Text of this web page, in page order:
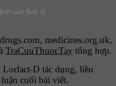
của Bác sĩ
medicines.org.uk,
TraCuuThuocTay tổng hợp.
D tác dụng, liều
cuối bài viết.